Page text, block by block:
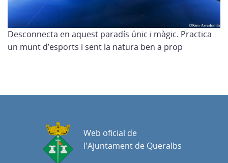
Desconnecta en aquest paradís únic i màgic. Practica
un munt d’esports i sent la natura ben a prop
Web oficial de
l'Ajuntament de Queralbs